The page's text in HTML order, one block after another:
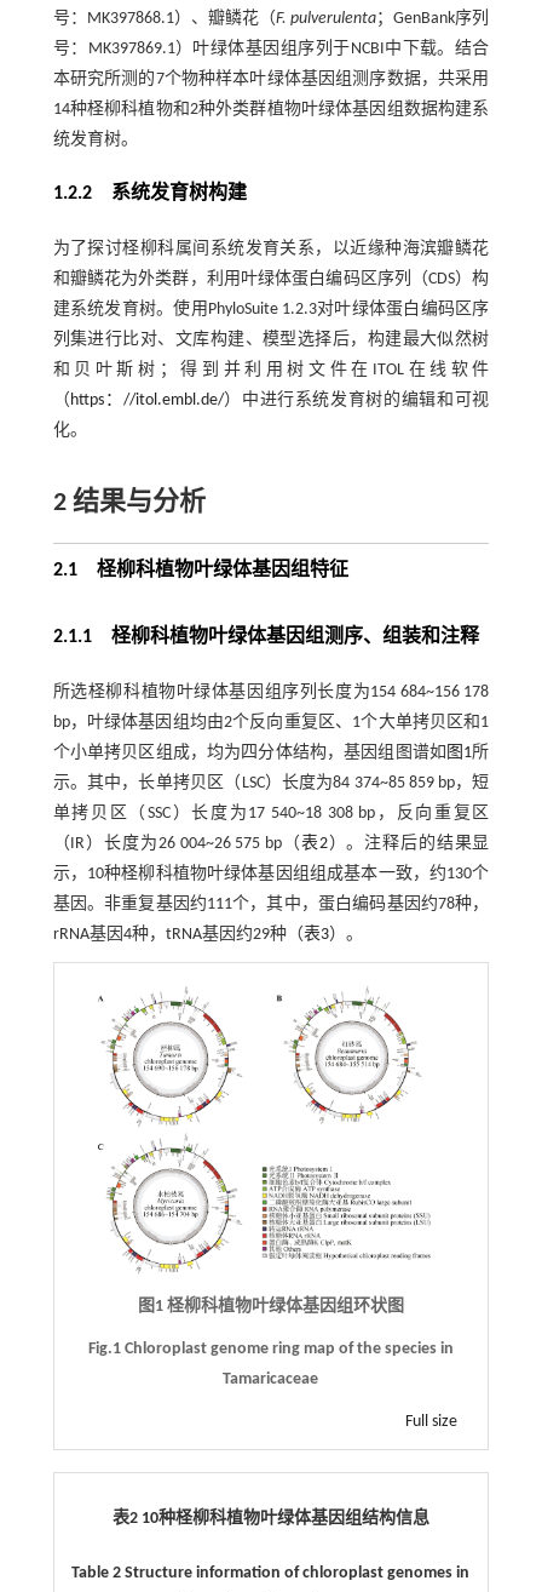
号：MK397868.1）、瓣鳞花（F. pulverulenta；GenBank序列
号：MK397869.1）叶绿体基因组序列于NCBI中下载。结合
本研究所测的7个物种样本叶绿体基因组测序数据，共采用
14种柽柳科植物和2种外类群植物叶绿体基因组数据构建系
统发育树。
1.2.2 系统发育树构建
为了探讨柽柳科属间系统发育关系，以近缘种海滨瓣鳞花
和瓣鳞花为外类群，利用叶绿体蛋白编码区序列（CDS）构
建系统发育树。使用PhyloSuite 1.2.3对叶绿体蛋白编码区序
列集进行比对、文库构建、模型选择后，构建最大似然树
和贝叶斯树；得到并利用树文件在ITOL在线软件
（https：//itol.embl.de/）中进行系统发育树的编辑和可视
化。
2结果与分析
2.1柽柳科植物叶绿体基因组特征
2.1.1 柽柳科植物叶绿体基因组测序、组装和注释
所选柽柳科植物叶绿体基因组序列长度为154 684~156 178
bp，叶绿体基因组均由2个反向重复区、1个大单拷贝区和1
个小单拷贝区组成，均为四分体结构，基因组图谱如 图1所
示。其中，长单拷贝区（LSC）长度为84 374~85 859 bp，短
单拷贝区（SSC）长度为17 540~18 308 bp，反向重复区
（IR）长度为26 004~26 575 bp（表2）。注释后的结果显
示，10种柽柳科植物叶绿体基因组组成基本一致，约130个
基因。非重复基因约111个，其中，蛋白编码基因约78种，
rRNA基因4种，tRNA基因约29种（表3）。
图1 柽柳科植物叶绿体基因组环状图
Fig.1 Chloroplast genome ring map of the species in
Tamaricaceae
Full size
表2 10种柽柳科植物叶绿体基因组结构信息
Table 2 Structure information of chloroplast genomes in